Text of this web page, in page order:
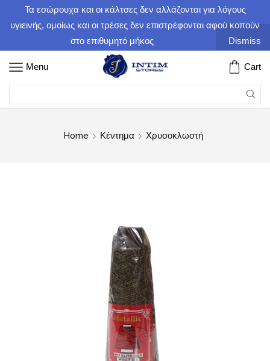
Τα εσώρουχα και οι κάλτσες δεν αλλάζονται για λόγους
υγιεινής, ομοίως και οι τρέσες δεν επιστρέφονται αφού κοπούν
στο επιθυμητό μήκος
Dismiss
Menu Cart
Home Κέντημα Χρυσοκλωστή